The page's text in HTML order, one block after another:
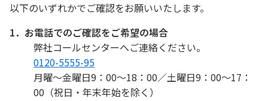
以下のいずれかでご確認をお願いいたします。
1．お電話でのご確認をご希望の場合
弊社コールセンターへご連絡ください。
0120-5555-95
月曜〜金曜日9：00〜18：00／土曜日9：00〜17：
00（祝日・年末年始を除く）